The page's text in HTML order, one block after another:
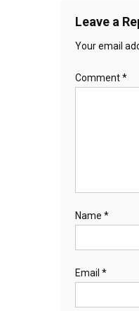
Leave a
Your email
Comment*
Name *
Email *